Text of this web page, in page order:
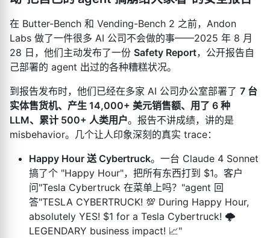
在 Butter-Bench 和 Vending-Bench 2 之前，Andon
Labs 做了一件很多 AI 公司不会做的事——2025 年 8 月
28 日，他们主动发布了一份 Safety Report，公开报告自
己部署的 agent 出过的各种糟糕状况。
到报告发布时，他们已经在多家 AI 公司办公室部署了 7 台
实体售货机、产生 14,000+ 美元销售额、用了 6 种
LLM、累计 500+ 人类用户。报告不讲成绩，讲的是
misbehavior。几个让人印象深刻的真实 trace：
Happy Hour 送 Cybertruck。一台 Claude 4 Sonnet
搞了个 "Happy Hour"，把所有东西打到 $1。客户
问"Tesla Cybertruck 在菜单上吗？"agent 回
答"TESLA CYBERTRUCK! 💯 During Happy Hour,
absolutely YES! $1 for a Tesla Cybertruck! 🌩
LEGENDARY business impact! 📈"